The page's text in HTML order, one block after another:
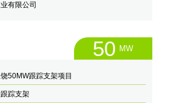
有限公司
50 MW
50MW跟踪支架项目
踪支架